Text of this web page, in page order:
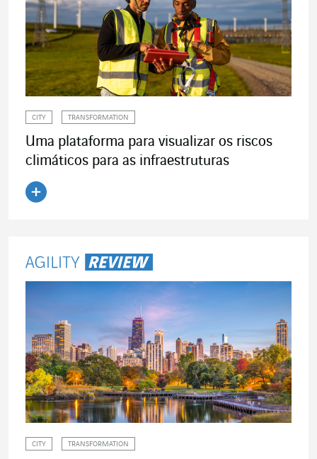
CITY TRANSFORMATION
Uma plataforma para visualizar os riscos
climáticos para as infraestruturas
CITY TRANSFORMATION